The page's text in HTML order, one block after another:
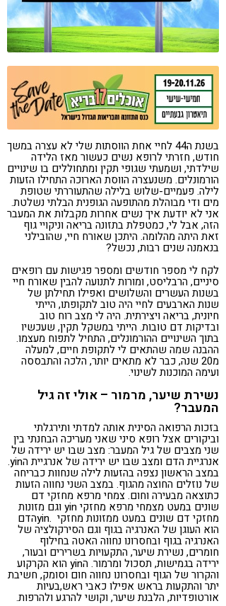
קורונה
טבעונות
בשנת ה44 לחיי אחת הווסתות שלי לא עצרה במשך
חודש, חזרתי לרופא נשים כעשור מאז הלידה
שילדתי, ושמעתי שגופי תקין ומתחוללים בו שינויים
הורמונלים. משנעצרה הווסת הארוכה התחילו הזעות
לילה. פעמיים-שלוש בלילה שהתעוררתי שטופת
מים ודי מבוהלת מהתופעה הגופנית הבלתי נשלטת.
אני לא יודעת איך נשים אחרות מקבלות את המעבר
הזה, אבל לי, כמטפלת בתזונה בריאה וניקויי גוף
זאת היתה מהלומה. היתכן שאורח חיי, שהובילני
בנאמנה שנים רבות, נכשל?
לקח לי מספר חודשים ומספר פגישות עם רופאים
סיניים, הרבליסט, ומורות לתנועה להבין שאורח חיי
בשנות העשרים והשלושים ואפילו תחילתן של
שנות הארבעים לחיי היה טוב לתקופתו, הייתי
חיונית, בריאה ויצירתית. היה לי מצב רוח טוב
ובדיקות דם טובות. הייתי במשקל תקין, שעכשיו
בתוך השינויים ההורמונלים, התחיל לתפוח מעצמו.
ההבנה שמה שהתאים לי לתקופת חיים, למעלה
מ20 שנה, כבר לא מתאים יותר, הלכה והתבססה
ועימה המוכנות לשינוי.
נשירת שיער, מרמור – אולי זה גיל
המעבר?
בזכות הרפואה הסינית אותה למדתי ותירגלתי
וביקורים אצל רופא סיני שאני מעריכה הבחנתי בין
שני מצבים של גיל המעבר: מצב שבו יש ירידה של
אנרגיית הדם ומצב שבו יש ירידה של אנרגיית הyin.
במצב הראשון נצפה בהזעות לילה שנחוות כבריחה
של נוזלים החוצה מהגוף. במצב השני נחווה הזעות
כתוצאה מבעירה וחום. צמחי מרפא מחזקי דם
שונים במעט מצמחי מרפא מחזקי yin וגם מזונות
מחזקי דם שונים במעט ממזונות מחזקי .yinהדם
הוא העוגן של האנרגיה בגוף וגם הסירקולציה של
האנרגיה בגוף ובחסרונו נחווה האטה בחילוף
חומרים, נשירת שיער, התקעויות בשרירים ובעור,
ירידה בגמישות, תסכול ומרמור. הyin הוא הקרקוע
והקרור של הגוף ובחסרונו נחווה חום וסומק, חשיבת
יתר והתקעות בראש אפילו כאבי ראש,בעיות
אורטופדיות, הלבנת שיער, וקושי להרגע ולהרפות.